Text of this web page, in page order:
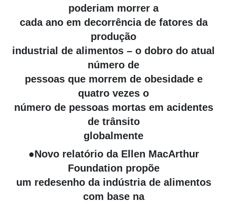
poderiam morrer a
cada ano em decorrência de fatores da
produção
industrial de alimentos – o dobro do atual
número de
pessoas que morrem de obesidade e
quatro vezes o
número de pessoas mortas em acidentes
de trânsito
globalmente
●Novo relatório da Ellen MacArthur
Foundation propõe
um redesenho da indústria de alimentos
com base na